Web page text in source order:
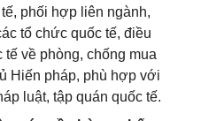
phối hợp liên ngành,
tổ chức quốc tế, điều
về phòng, chống mua
Hiến pháp, phù hợp với
luật, tập quán quốc tế.